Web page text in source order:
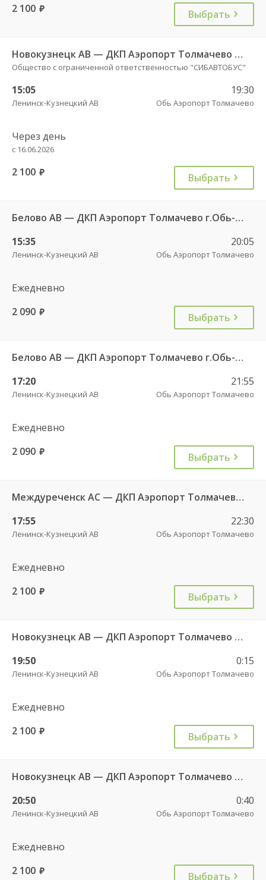
2 100 руб. Выбрать
Новокузнецк АВ — ДКП Аэропорт Толмачево г.Обь-2 10670
Общество с ограниченной ответственностью "СИБАВТОБУС"
15:05
Ленинск-Кузнецкий АВ
19:30
Обь Аэропорт Толмачево
Через день
с 16.06.2026
2 100 руб. Выбрать
Белово АВ — ДКП Аэропорт Толмачево г.Обь-2 4624д
15:35
Ленинск-Кузнецкий АВ
20:05
Обь Аэропорт Толмачево
Ежедневно
2 090 руб. Выбрать
Белово АВ — ДКП Аэропорт Толмачево г.Обь-2 4624д
17:20
Ленинск-Кузнецкий АВ
21:55
Обь Аэропорт Толмачево
Ежедневно
2 090 руб. Выбрать
Междуреченск АС — ДКП Аэропорт Толмачево г.Обь-2 7489
17:55
Ленинск-Кузнецкий АВ
22:30
Обь Аэропорт Толмачево
Ежедневно
2 100 руб. Выбрать
Новокузнецк АВ — ДКП Аэропорт Толмачево г.Обь-2 6847
19:50
Ленинск-Кузнецкий АВ
0:15
Обь Аэропорт Толмачево
Ежедневно
2 100 руб. Выбрать
Новокузнецк АВ — ДКП Аэропорт Толмачево г.Обь-2 6297
20:50
Ленинск-Кузнецкий АВ
0:40
Обь Аэропорт Толмачево
Ежедневно
2 100 руб. Выбрать